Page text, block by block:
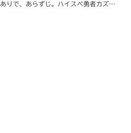
ありで、あらずじ。ハイスペ勇者カズキ